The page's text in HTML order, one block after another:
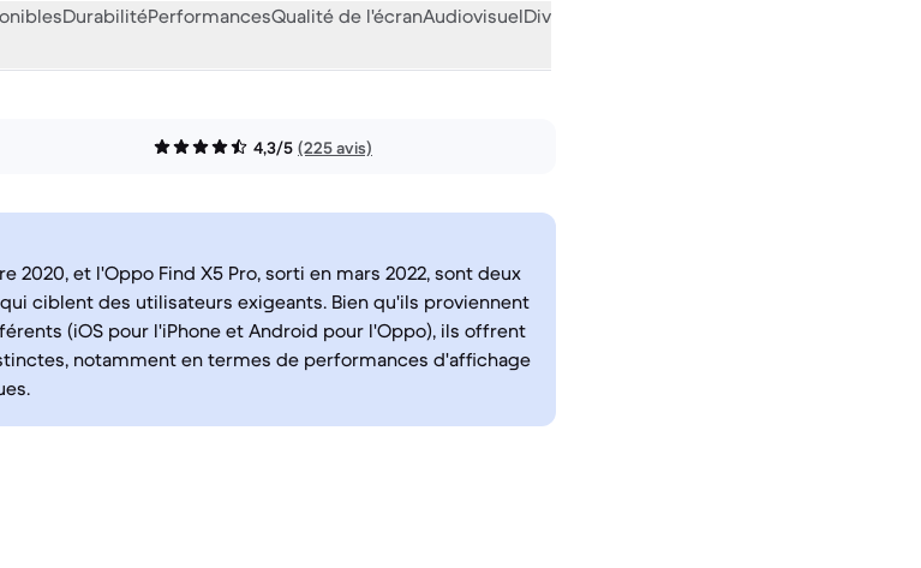
DurabilitéPerformancesQualité de l'écranAudiovisuelDivers
4,3/5 (225 avis)
2020, et l'Oppo Find X5 Pro, sorti en mars 2022, sont deux
ciblent des utilisateurs exigeants. Bien qu'ils proviennent
(iOS pour l'iPhone et Android pour l'Oppo), ils offrent
notamment en termes de performances d'affichage